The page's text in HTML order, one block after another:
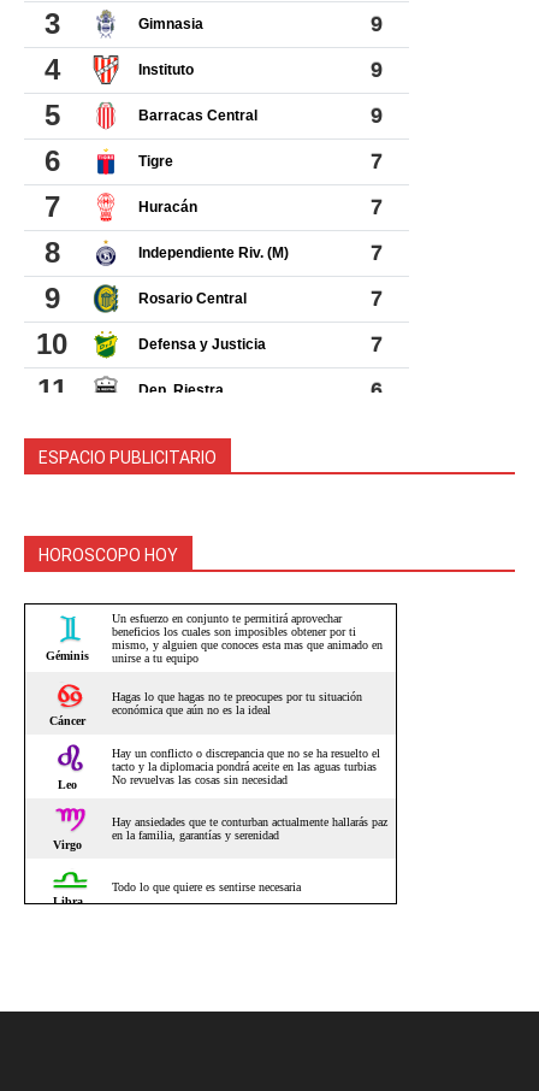
ESPACIO PUBLICITARIO
HOROSCOPO HOY